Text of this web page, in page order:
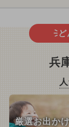
兵
厳選お出かけ